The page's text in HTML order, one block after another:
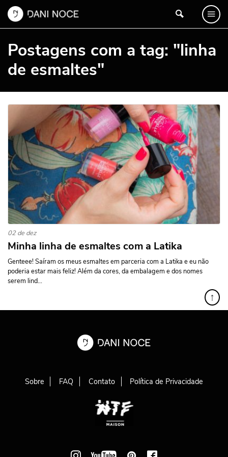
Postagens com a tag: "linha
de esmaltes"
02 de dez
Minha linha de esmaltes com a Latika
Genteee! Saíram os meus esmaltes em parceria com a Latika e eu não
poderia estar mais feliz! Além da cores, da embalagem e dos nomes
serem lind...
↑
Sobre FAQ Contato Política de Privacidade